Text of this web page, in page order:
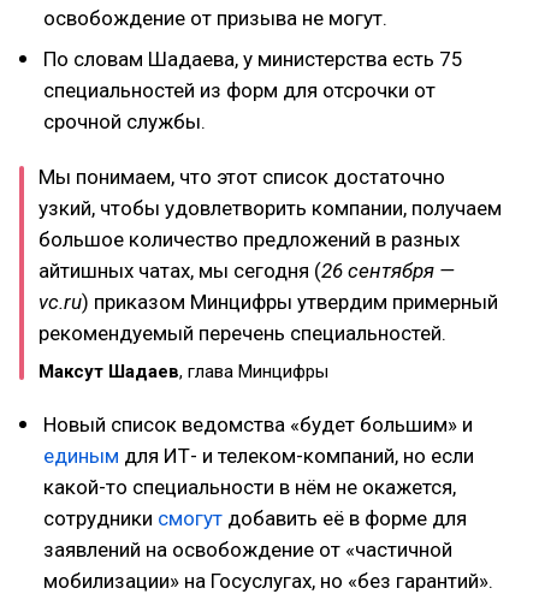
освобождение от призыва не могут.
По словам Шадаева, у министерства есть 75
специальностей из форм для отсрочки от
срочной службы.
Мы понимаем, что этот список достаточно
узкий, чтобы удовлетворить компании, получаем
большое количество предложений в разных
айтишных чатах, мы сегодня (26 сентября —
vc.ru) приказом Минцифры утвердим примерный
рекомендуемый перечень специальностей.
Максут Шадаев, глава Минцифры
Новый список ведомства «будет большим» и
единым для ИТ- и телеком-компаний, но если
какой-то специальности в нём не окажется,
сотрудники смогут добавить её в форме для
заявлений на освобождение от «частичной
мобилизации» на Госуслугах, но «без гарантий».